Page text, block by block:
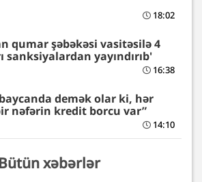
18:02
qumar şəbəkəsi vasitəsilə 4
sanksiyalardan yayındırıb'
16:38
demək olar ki, hər
nəfərin kredit borcu var”
14:10
Bütün xəbərlər